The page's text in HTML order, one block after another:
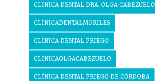
CLINICA DENTAL DRA. OLGA CABEZUELO
CLINICADENTALMORILES
CLINICA DENTAL PRIEGO
CLINICAOLGACABEZUELO
CLÍNICA DENTAL PRIEGO DE CÓRDOBA